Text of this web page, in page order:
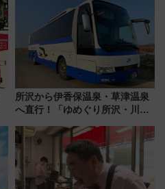
所沢から伊香保温泉・草津温泉
へ直行！「ゆめぐり所沢・川越
軽に 運行ダイヤ・運賃を解説